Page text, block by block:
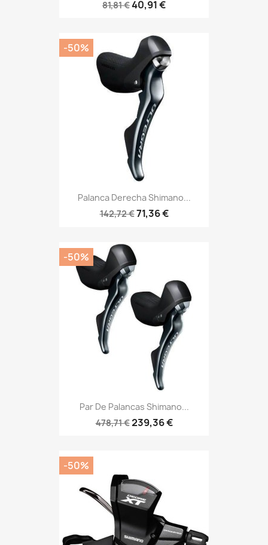
81,81 €40,91 €
Palanca Derecha Shimano...
142,72 €71,36 €
-50%
Par De Palancas Shimano...
478,71 €239,36 €
-50%
-50%